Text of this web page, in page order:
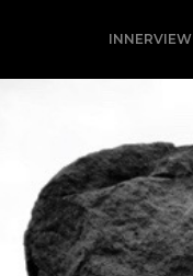
INNERVIEW